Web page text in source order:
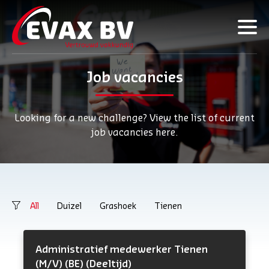
Job vacancies
Looking for a new challenge? View the list of current
job vacancies here.
All Duizel Grashoek Tienen
Administratief medewerker Tienen
(M/V) (BE) (Deeltijd)